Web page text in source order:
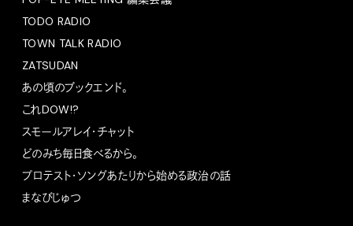
TODO RADIO
TOWN TALK RADIO
ZATSUDAN
あの頃のブックエンド。
これDOW!?
スモールアレイ・チャット
どのみち毎日食べるから。
プロテスト・ソングあたりから始める政治の話
まなびじゅつ